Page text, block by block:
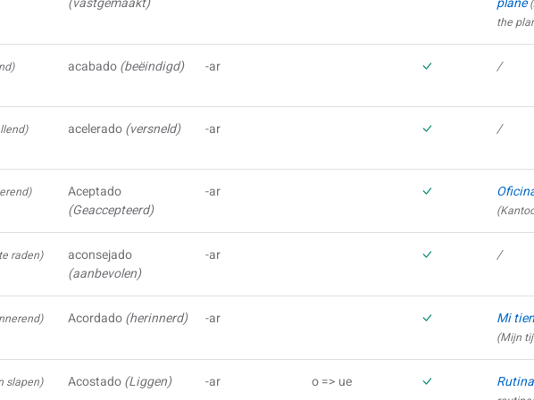
the
acabado(beëindigd) -ar /
acelerado(versneld) -ar /
Aceptado
(Geaccepteerd)
-ar
raden)
aconsejado
(aanbevolen)
-ar /
Acordado(herinnerd) -ar Mi
(Mijn
slapen) Acostado(Liggen) -ar o => ue